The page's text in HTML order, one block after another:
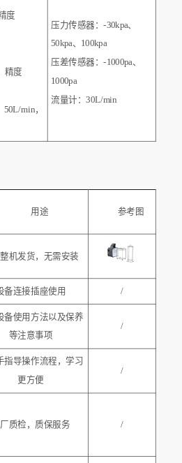
度
精度
min，
压力传感器：-30kpa、
50kpa、100kpa
压差传感器：-1000pa、
1000pa
流量计：30L/min
用途 参考图
机发货，无需安装
备连接插座使用 /
备使用方法以及保养
等注意事项
/
指导操作流程，学习
更方便
/
质检，质保服务 /